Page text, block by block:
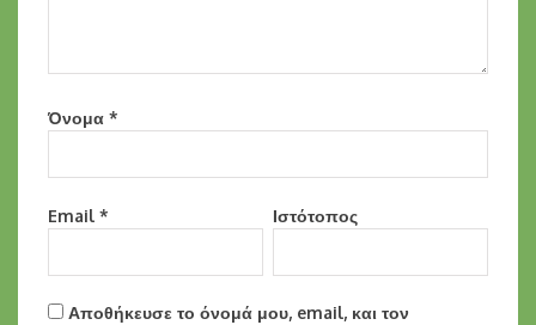
Όνομα *
Email * Ιστότοπος
Αποθήκευσε το όνομά μου, email, και τον